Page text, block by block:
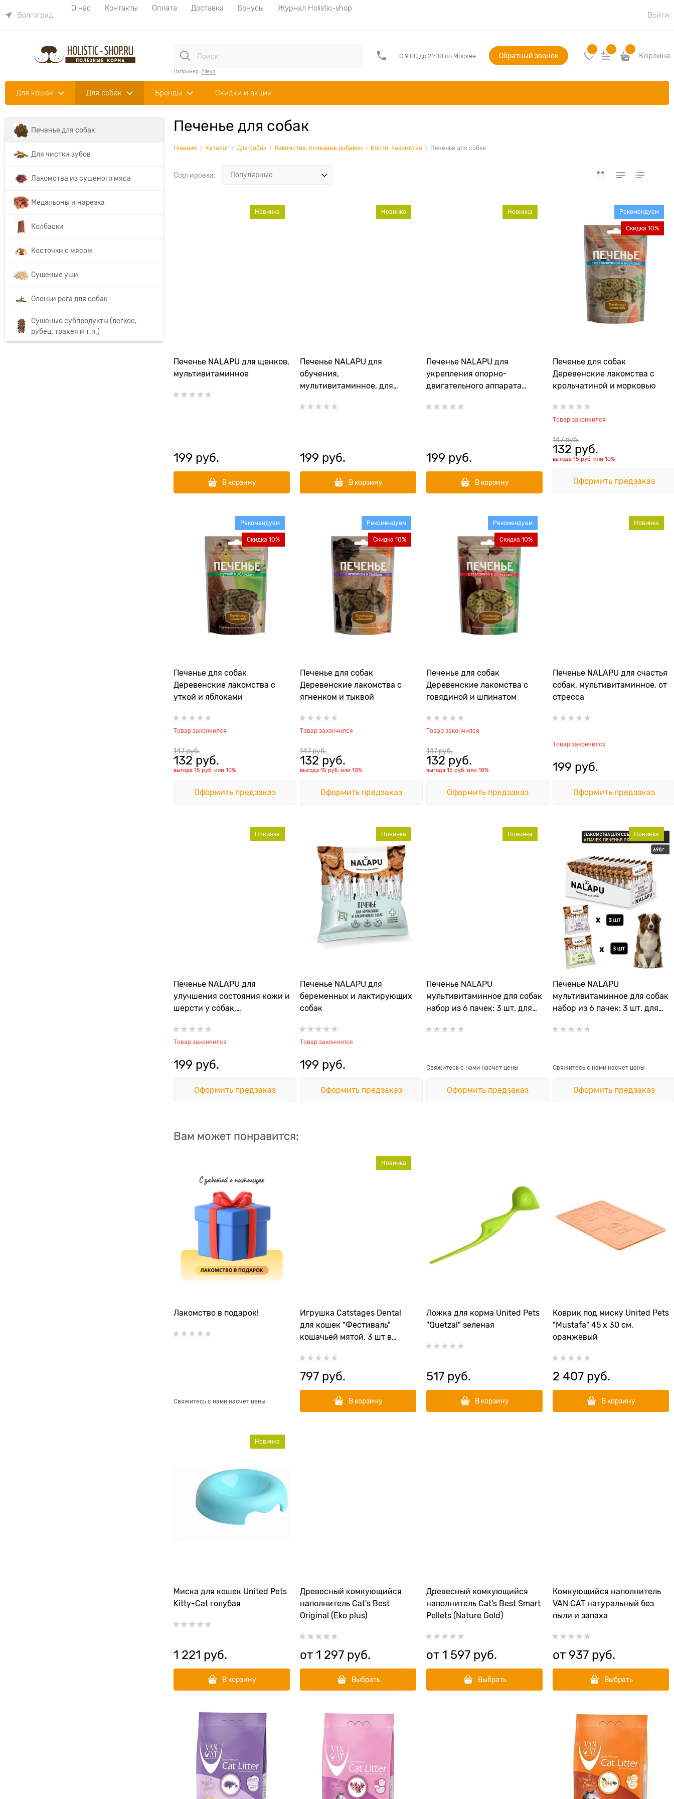
Волгоград
О нас Контакты Оплата Доставка Бонусы
Журнал Holistic-shop
Войти
Например: Alleva
С 9:00 до 21:00 по Москве Обратный звонок Корзина
Для кошек Для собак Бренды Скидки и акции
Печенье для собак
Для чистки зубов
Лакомства из сушеного мяса
Медальоны и нарезка
Колбаски
Косточки с мясом
Сушеные уши
Оленьи рога для собак
Сушеные субпродукты (легкое,
рубец, трахея и т.п.)
Печенье для собак
Главная Каталог Для собак Лакомства, полезные добавки Кости, лакомства Печенье для собак
Сортировка:
Печенье NALAPU для щенков,
мультивитаминное
Новинка
199 руб.
В корзину
Печенье NALAPU для
обучения,
мультивитаминное, для
Новинка
199 руб.
В корзину
Печенье NALAPU для
укрепления опорно-
двигательного аппарата
Новинка
199 руб.
В корзину
Печенье для собак
Деревенские лакомства с
крольчатиной и морковью
Рекомендуем
Скидка 10%
Товар закончился
147 руб.
132 руб.
выгода 15 руб. или 10%
Оформить предзаказ
Печенье для собак
Деревенские лакомства с
уткой и яблоками
Рекомендуем
Скидка 10%
Товар закончился
147 руб.
132 руб.
выгода 15 руб. или 10%
Оформить предзаказ
Печенье для собак
Деревенские лакомства с
ягненком и тыквой
Рекомендуем
Скидка 10%
Товар закончился
147 руб.
132 руб.
выгода 15 руб. или 10%
Оформить предзаказ
Печенье для собак
Деревенские лакомства с
говядиной и шпинатом
Рекомендуем
Скидка 10%
Товар закончился
147 руб.
132 руб.
выгода 15 руб. или 10%
Оформить предзаказ
Печенье NALAPU для счастья
собак, мультивитаминное, от
стресса
Новинка
Товар закончился
199 руб.
Оформить предзаказ
Печенье NALAPU для
улучшения состояния кожи и
шерсти у собак,
Новинка
Товар закончился
199 руб.
Оформить предзаказ
Печенье NALAPU для
беременных и лактирующих
собак
Новинка
Товар закончился
199 руб.
Оформить предзаказ
Печенье NALAPU
мультивитаминное для собак
набор из 6 пачек: 3 шт. для
аппарата, 3 шт. для кожи и
Новинка
Свяжитесь с нами насчет цены
Оформить предзаказ
Печенье NALAPU
мультивитаминное для собак
набор из 6 пачек: 3 шт. для
аппарата, 3 шт. для щенков
Новинка
Свяжитесь с нами насчет цены
Оформить предзаказ
Вам может понравится:
Лакомство в подарок!
Свяжитесь с нами насчет цены
Игрушка Catstages Dental
для кошек "Фестиваль"
кошачьей мятой, 3 шт в
Новинка
797 руб.
В корзину
Ложка для корма United Pets
"Quetzal" зеленая
517 руб.
В корзину
Коврик под миску United Pets
"Mustafa" 45 х 30 см,
оранжевый
2 407 руб.
В корзину
Миска для кошек United Pets
Kitty-Cat голубая
Новинка
1 221 руб.
В корзину
Древесный комкующийся
наполнитель Cat's Best
Original (Eko plus)
от 1 297 руб.
Выбрать
Древесный комкующийся
наполнитель Cat's Best Smart
Pellets (Nature Gold)
от 1 597 руб.
Выбрать
Комкующийся наполнитель
VAN CAT натуральный без
пыли и запаха
от 937 руб.
Выбрать